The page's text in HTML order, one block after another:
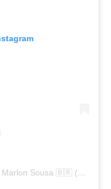
Uma publicação compartilhada por Marlon Sousa 🇧🇷 (@marlon_xlt50)